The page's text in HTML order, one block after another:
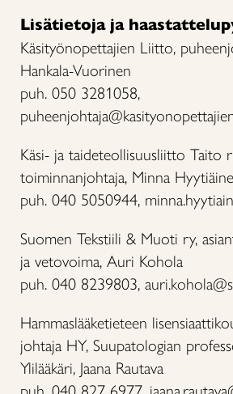
Lisätietoja ja
Käsityönopettajien Liitto,
Hankala-Vuorinen
puh. 050 3281058,
Käsi- ja taideteollisuusliitto Taito
toiminnanjohtaja, Minna
puh. 040 5050944,
Suomen Tekstiili & Muoti ry,
ja vetovoima, Auri Kohola
puh. 040 8239803,
Hammaslääketieteen
johtaja HY, Suupatologian
Ylilääkäri, Jaana Rautava